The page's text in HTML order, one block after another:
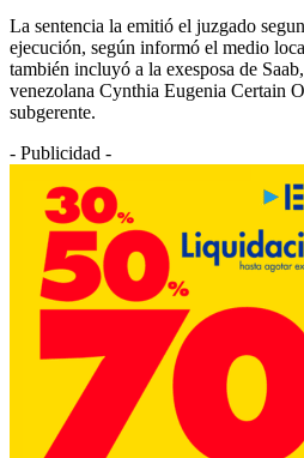
La sentencia la emitió el juzgado
ejecución, según informó el medio
también incluyó a la exesposa de
venezolana Cynthia Eugenia Certain
subgerente.
- Publicidad -